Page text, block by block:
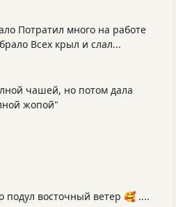
Потратил много на работе
Всех крыл и слал...
чашей, но потом дала
жопой"
подул восточный ветер 🥰 ....